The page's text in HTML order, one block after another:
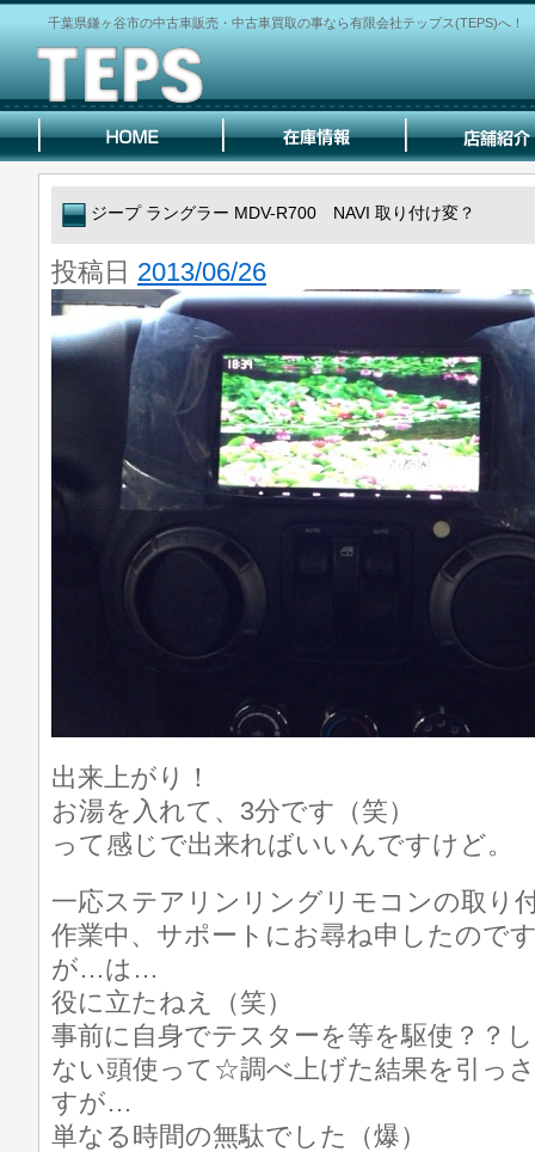
千葉県鎌ヶ谷市の中古車販売・中古車買取の事なら有限会社テップス(TEPS)へ！
ジープ ラングラー MDV-R700 NAVI 取り付け変？
投稿日 2013/06/26
出来上がり！
お湯を入れて、3分です（笑）
って感じで出来ればいいんですけど。
一応ステアリンリングリモコンの取り
作業中、サポートにお尋ね申したので
が…は…
役に立たねえ（笑）
事前に自身でテスターを等を駆使？？
ない頭使って☆調べ上げた結果を引っ
すが…
単なる時間の無駄でした（爆）